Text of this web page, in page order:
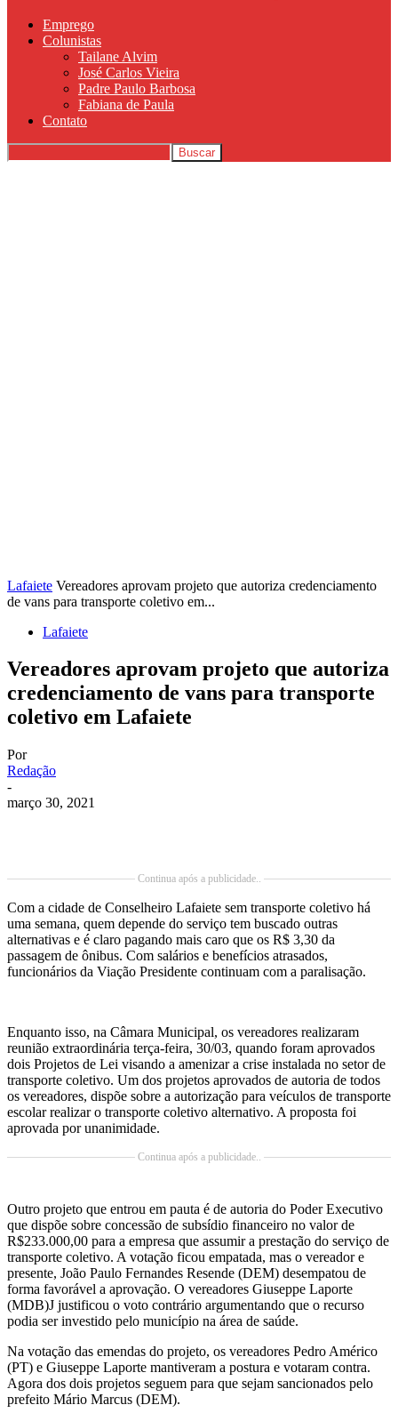
Emprego
Colunistas
Tailane Alvim
José Carlos Vieira
Padre Paulo Barbosa
Fabiana de Paula
Contato
Lafaiete Vereadores aprovam projeto que autoriza credenciamento
de vans para transporte coletivo em...
Lafaiete
Vereadores aprovam projeto que autoriza
credenciamento de vans para transporte
coletivo em Lafaiete
Por
Redação
-
março 30, 2021
Continua após a publicidade..
Com a cidade de Conselheiro Lafaiete sem transporte coletivo há
uma semana, quem depende do serviço tem buscado outras
alternativas e é claro pagando mais caro que os R$ 3,30 da
passagem de ônibus. Com salários e benefícios atrasados,
funcionários da Viação Presidente continuam com a paralisação.
Enquanto isso, na Câmara Municipal, os vereadores realizaram
reunião extraordinária terça-feira, 30/03, quando foram aprovados
dois Projetos de Lei visando a amenizar a crise instalada no setor de
transporte coletivo. Um dos projetos aprovados de autoria de todos
os vereadores, dispõe sobre a autorização para veículos de transporte
escolar realizar o transporte coletivo alternativo. A proposta foi
aprovada por unanimidade.
Continua após a publicidade..
Outro projeto que entrou em pauta é de autoria do Poder Executivo
que dispõe sobre concessão de subsídio financeiro no valor de
R$233.000,00 para a empresa que assumir a prestação do serviço de
transporte coletivo. A votação ficou empatada, mas o vereador e
presente, João Paulo Fernandes Resende (DEM) desempatou de
forma favorável a aprovação. O vereadores Giuseppe Laporte
(MDB)J justificou o voto contrário argumentando que o recurso
podia ser investido pelo município na área de saúde.
Na votação das emendas do projeto, os vereadores Pedro Américo
(PT) e Giuseppe Laporte mantiveram a postura e votaram contra.
Agora dos dois projetos seguem para que sejam sancionados pelo
prefeito Mário Marcus (DEM).